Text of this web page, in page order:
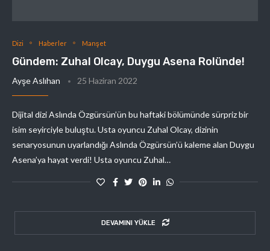
Dizi Haberler Manşet
Gündem: Zuhal Olcay, Duygu Asena Rolünde!
Ayşe Aslıhan 25 Haziran 2022
Dijital dizi Aslında Özgürsün’ün bu haftaki bölümünde sürpriz bir
isim seyirciyle buluştu. Usta oyuncu Zuhal Olcay, dizinin
senaryosunun uyarlandığı Aslında Özgürsün’ü kaleme alan Duygu
Asena’ya hayat verdi! Usta oyuncu Zuhal…
DEVAMINI YÜKLE